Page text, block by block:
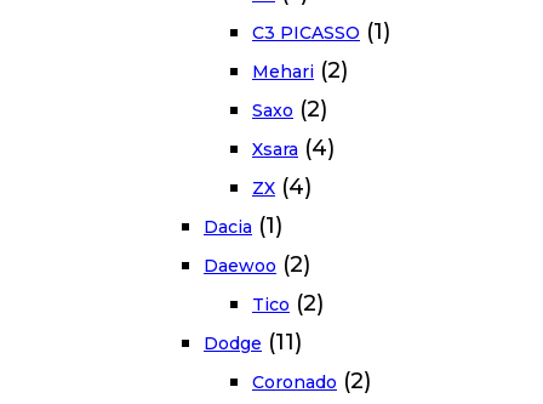
C3 PICASSO (1)
Mehari (2)
Saxo (2)
Xsara (4)
ZX (4)
Dacia (1)
Daewoo (2)
Tico (2)
Dodge (11)
Coronado (2)